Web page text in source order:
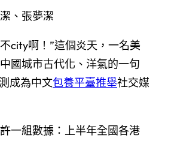
、張夢潔
city啊！”這個炎天，一名美
國城市古代化、洋氣的一句
成為中文包養平臺推舉社交媒
一組數據：上半年全國各港